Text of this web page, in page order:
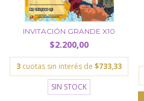
INVITACIÓN GRANDE X10
$2.200,00
3 cuotas sin interés de $733,33
SIN STOCK